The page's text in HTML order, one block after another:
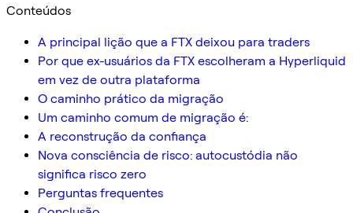
Conteúdos
A principal lição que a FTX deixou para traders
Por que ex-usuários da FTX escolheram a Hyperliquid
em vez de outra plataforma
O caminho prático da migração
Um caminho comum de migração é:
A reconstrução da confiança
Nova consciência de risco: autocustódia não
significa risco zero
Perguntas frequentes